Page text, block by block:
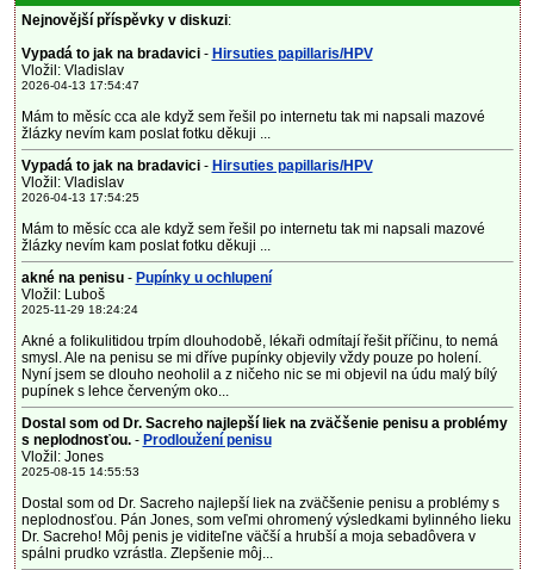
Nejnovější příspěvky v diskuzi:
Vypadá to jak na bradavici - Hirsuties papillaris/HPV
Vložil: Vladislav
2026-04-13 17:54:47
Mám to měsíc cca ale když sem řešil po internetu tak mi napsali mazové
žlázky nevím kam poslat fotku děkuji ...
Vypadá to jak na bradavici - Hirsuties papillaris/HPV
Vložil: Vladislav
2026-04-13 17:54:25
Mám to měsíc cca ale když sem řešil po internetu tak mi napsali mazové
žlázky nevím kam poslat fotku děkuji ...
akné na penisu- Pupínky u ochlupení
Vložil: Luboš
2025-11-29 18:24:24
Akné a folikulitidou trpím dlouhodobě, lékaři odmítají řešit příčinu, to nemá
smysl. Ale na penisu se mi dříve pupínky objevily vždy pouze po holení.
Nyní jsem se dlouho neoholil a z ničeho nic se mi objevil na údu malý bílý
pupínek s lehce červeným oko...
Dostal som od Dr. Sacreho najlepší liek na zväčšenie penisu a problémy
s neplodnosťou.- Prodloužení penisu
Vložil: Jones
2025-08-15 14:55:53
Dostal som od Dr. Sacreho najlepší liek na zväčšenie penisu a problémy s
neplodnosťou. Pán Jones, som veľmi ohromený výsledkami bylinného lieku
Dr. Sacreho! Môj penis je viditeľne väčší a hrubší a moja sebadôvera v
spálni prudko vzrástla. Zlepšenie môj...